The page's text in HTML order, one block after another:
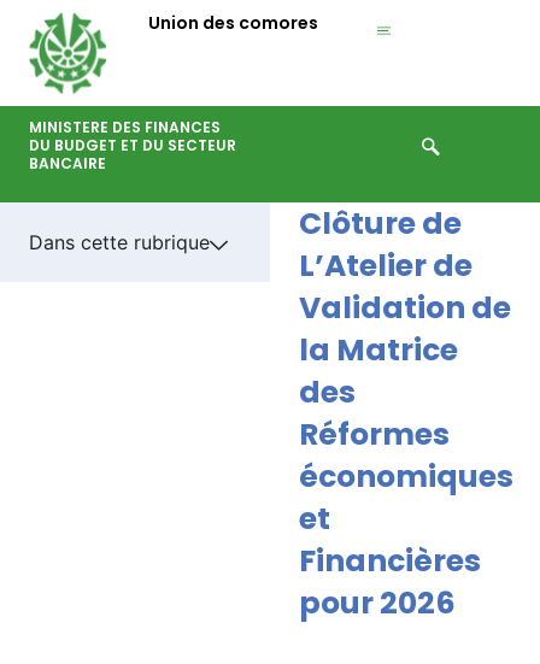
contenu
Union des comores
MINISTERE DES FINANCES
DU BUDGET ET DU SECTEUR
BANCAIRE
Dans cette rubrique
Clôture de
L’Atelier de
Validation de
la Matrice
des
Réformes
économiques
et
Financières
pour 2026